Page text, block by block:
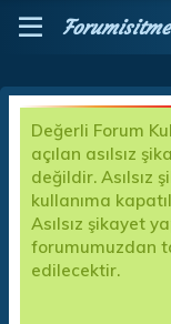
Forumisitme
Değerli Forum
açılan asılsız
değildir. Asılsız
kullanıma
Asılsız şikayet
forumumuzdan
edilecektir.